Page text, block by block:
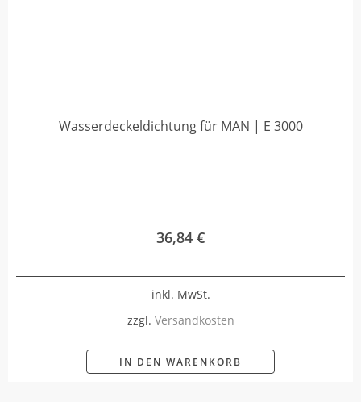
Wasserdeckeldichtung für MAN | E 3000
36,84 €
inkl. MwSt.
zzgl. Versandkosten
IN DEN WARENKORB